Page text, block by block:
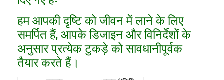
घर
उत्पादों
वीडियो
हम आपकी दृष्टि को जीवन में लाने के लिए
समर्पित हैं, आपके डिजाइन और विनिर्देशों के
अनुसार प्रत्येक टुकड़े को सावधानीपूर्वक
तैयार करते हैं।